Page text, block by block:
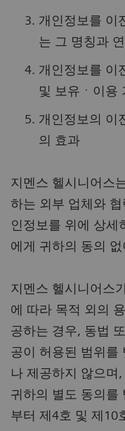
개인정보를 이
는 그 명칭과
개인정보를 이
및 보유ㆍ이용
개인정보의 이
의 효과
지멘스 헬시니어스
하는 외부 업체와
인정보를 위에 상세
에게 귀하의 동의
지멘스 헬시니어스
에 따라 목적 외의
공하는 경우, 동법
공이 허용된 범위를
나 제공하지 않으
귀하의 별도 동의를
부터 제4호 및 제10